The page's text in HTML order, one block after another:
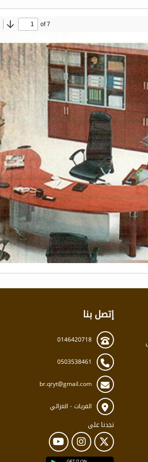
إتصل بنا
0146420718
0503538461
br.qryt@gmail.com
القريات - الغزالي
تجدنا على